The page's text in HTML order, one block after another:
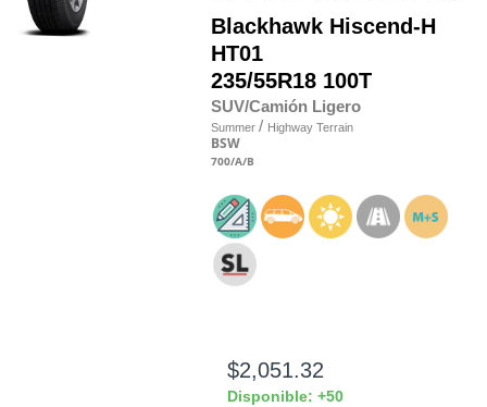
Blackhawk Hiscend-H
HT01
235/55R18 100T
SUV/Camión Ligero
Summer / Highway Terrain
BSW
700/A/B
$2,051.32
Disponible: +50